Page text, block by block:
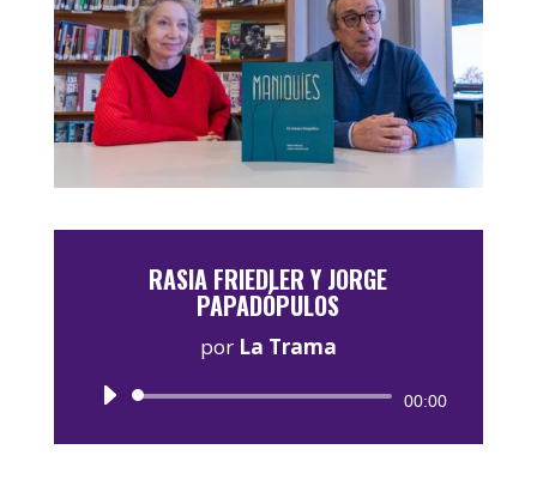
RASIA FRIEDLER Y JORGE
PAPADÓPULOS
por La Trama
Reproductor
00:00